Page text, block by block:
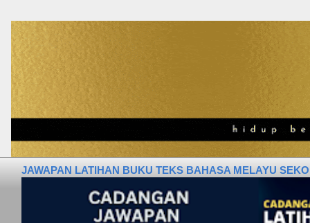
JAWAPAN LATIHAN BUKU TEKS BAHASA MELAYU